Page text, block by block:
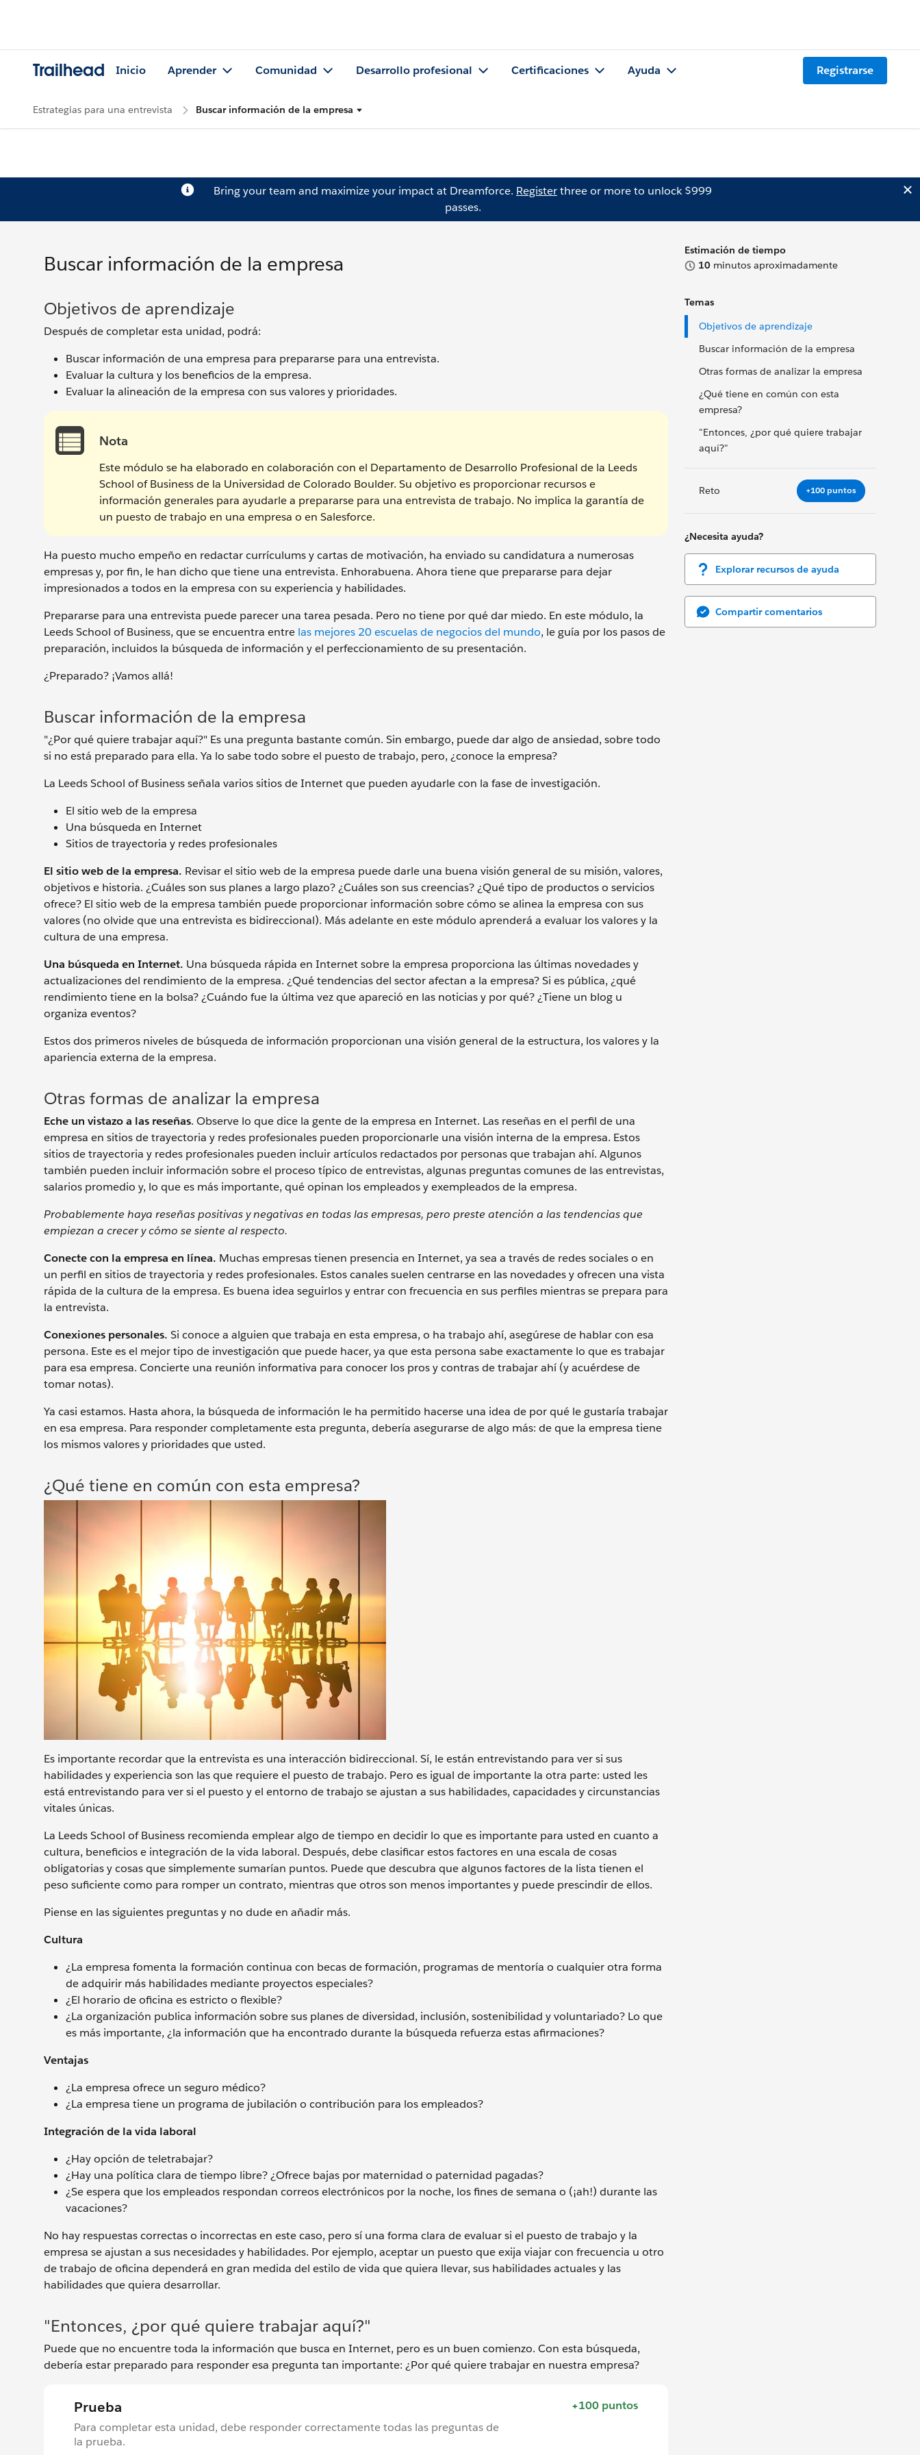
Trailhead Inicio Aprender Comunidad Desarrollo profesional Certificaciones Ayuda Registrarse
Estrategias para una entrevista Buscar información de la empresa
Bring your team and maximize your impact at Dreamforce. Registerthree or more to unlock $999
passes.
Estimación de tiempo
10 minutos aproximadamente
Temas
Objetivos de aprendizaje
Buscar información de la empresa
Otras formas de analizar la empresa
¿Qué tiene en común con esta
empresa?
"Entonces, ¿por qué quiere trabajar
aquí?"
Reto +100 puntos
¿Necesita ayuda?
Explorar recursos de ayuda
Compartir comentarios
Buscar información de la empresa
Objetivos de aprendizaje
Después de completar esta unidad, podrá:
Buscar información de una empresa para prepararse para una entrevista.
Evaluar la cultura y los beneficios de la empresa.
Evaluar la alineación de la empresa con sus valores y prioridades.
Nota
Este módulo se ha elaborado en colaboración con el Departamento de Desarrollo Profesional de la Leeds
School of Business de la Universidad de Colorado Boulder. Su objetivo es proporcionar recursos e
información generales para ayudarle a prepararse para una entrevista de trabajo. No implica la garantía de
un puesto de trabajo en una empresa o en Salesforce.
Ha puesto mucho empeño en redactar currículums y cartas de motivación, ha enviado su candidatura a numerosas
empresas y, por fin, le han dicho que tiene una entrevista. Enhorabuena. Ahora tiene que prepararse para dejar
impresionados a todos en la empresa con su experiencia y habilidades.
Prepararse para una entrevista puede parecer una tarea pesada. Pero no tiene por qué dar miedo. En este módulo, la
Leeds School of Business, que se encuentra entre las mejores 20 escuelas de negocios del mundo, le guía por los pasos de
preparación, incluidos la búsqueda de información y el perfeccionamiento de su presentación.
¿Preparado? ¡Vamos allá!
Buscar información de la empresa
"¿Por qué quiere trabajar aquí?" Es una pregunta bastante común. Sin embargo, puede dar algo de ansiedad, sobre todo
si no está preparado para ella. Ya lo sabe todo sobre el puesto de trabajo, pero, ¿conoce la empresa?
La Leeds School of Business señala varios sitios de Internet que pueden ayudarle con la fase de investigación.
El sitio web de la empresa
Una búsqueda en Internet
Sitios de trayectoria y redes profesionales
El sitio web de la empresa. Revisar el sitio web de la empresa puede darle una buena visión general de su misión, valores,
objetivos e historia. ¿Cuáles son sus planes a largo plazo? ¿Cuáles son sus creencias? ¿Qué tipo de productos o servicios
ofrece? El sitio web de la empresa también puede proporcionar información sobre cómo se alinea la empresa con sus
valores (no olvide que una entrevista es bidireccional). Más adelante en este módulo aprenderá a evaluar los valores y la
cultura de una empresa.
Una búsqueda en Internet. Una búsqueda rápida en Internet sobre la empresa proporciona las últimas novedades y
actualizaciones del rendimiento de la empresa. ¿Qué tendencias del sector afectan a la empresa? Si es pública, ¿qué
rendimiento tiene en la bolsa? ¿Cuándo fue la última vez que apareció en las noticias y por qué? ¿Tiene un blog u
organiza eventos?
Estos dos primeros niveles de búsqueda de información proporcionan una visión general de la estructura, los valores y la
apariencia externa de la empresa.
Otras formas de analizar la empresa
Eche un vistazo a las reseñas. Observe lo que dice la gente de la empresa en Internet. Las reseñas en el perfil de una
empresa en sitios de trayectoria y redes profesionales pueden proporcionarle una visión interna de la empresa. Estos
sitios de trayectoria y redes profesionales pueden incluir artículos redactados por personas que trabajan ahí. Algunos
también pueden incluir información sobre el proceso típico de entrevistas, algunas preguntas comunes de las entrevistas,
salarios promedio y, lo que es más importante, qué opinan los empleados y exempleados de la empresa.
Probablemente haya reseñas positivas y negativas en todas las empresas, pero preste atención a las tendencias que
empiezan a crecer y cómo se siente al respecto.
Conecte con la empresa en línea. Muchas empresas tienen presencia en Internet, ya sea a través de redes sociales o en
un perfil en sitios de trayectoria y redes profesionales. Estos canales suelen centrarse en las novedades y ofrecen una vista
rápida de la cultura de la empresa. Es buena idea seguirlos y entrar con frecuencia en sus perfiles mientras se prepara para
la entrevista.
Conexiones personales. Si conoce a alguien que trabaja en esta empresa, o ha trabajo ahí, asegúrese de hablar con esa
persona. Este es el mejor tipo de investigación que puede hacer, ya que esta persona sabe exactamente lo que es trabajar
para esa empresa. Concierte una reunión informativa para conocer los pros y contras de trabajar ahí (y acuérdese de
tomar notas).
Ya casi estamos. Hasta ahora, la búsqueda de información le ha permitido hacerse una idea de por qué le gustaría trabajar
en esa empresa. Para responder completamente esta pregunta, debería asegurarse de algo más: de que la empresa tiene
los mismos valores y prioridades que usted.
¿Qué tiene en común con esta empresa?
Es importante recordar que la entrevista es una interacción bidireccional. Sí, le están entrevistando para ver si sus
habilidades y experiencia son las que requiere el puesto de trabajo. Pero es igual de importante la otra parte: usted les
está entrevistando para ver si el puesto y el entorno de trabajo se ajustan a sus habilidades, capacidades y circunstancias
vitales únicas.
La Leeds School of Business recomienda emplear algo de tiempo en decidir lo que es importante para usted en cuanto a
cultura, beneficios e integración de la vida laboral. Después, debe clasificar estos factores en una escala de cosas
obligatorias y cosas que simplemente sumarían puntos. Puede que descubra que algunos factores de la lista tienen el
peso suficiente como para romper un contrato, mientras que otros son menos importantes y puede prescindir de ellos.
Piense en las siguientes preguntas y no dude en añadir más.
Cultura
¿La empresa fomenta la formación continua con becas de formación, programas de mentoría o cualquier otra forma
de adquirir más habilidades mediante proyectos especiales?
¿El horario de oficina es estricto o flexible?
¿La organización publica información sobre sus planes de diversidad, inclusión, sostenibilidad y voluntariado? Lo que
es más importante, ¿la información que ha encontrado durante la búsqueda refuerza estas afirmaciones?
Ventajas
¿La empresa ofrece un seguro médico?
¿La empresa tiene un programa de jubilación o contribución para los empleados?
Integración de la vida laboral
¿Hay opción de teletrabajar?
¿Hay una política clara de tiempo libre? ¿Ofrece bajas por maternidad o paternidad pagadas?
¿Se espera que los empleados respondan correos electrónicos por la noche, los fines de semana o (¡ah!) durante las
vacaciones?
No hay respuestas correctas o incorrectas en este caso, pero sí una forma clara de evaluar si el puesto de trabajo y la
empresa se ajustan a sus necesidades y habilidades. Por ejemplo, aceptar un puesto que exija viajar con frecuencia u otro
de trabajo de oficina dependerá en gran medida del estilo de vida que quiera llevar, sus habilidades actuales y las
habilidades que quiera desarrollar.
"Entonces, ¿por qué quiere trabajar aquí?"
Puede que no encuentre toda la información que busca en Internet, pero es un buen comienzo. Con esta búsqueda,
debería estar preparado para responder esa pregunta tan importante: ¿Por qué quiere trabajar en nuestra empresa?